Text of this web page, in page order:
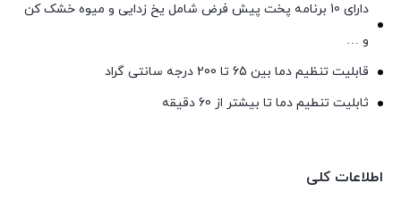
دارای 10 برنامه پخت پیش فرض شامل یخ زدایی و میوه خشک کن
و …
قابلیت تنظیم دما بین 65 تا 200 درجه سانتی گراد
ثابلیت تنطیم دما تا بیشتر از 60 دقیقه
اطلاعات کلی